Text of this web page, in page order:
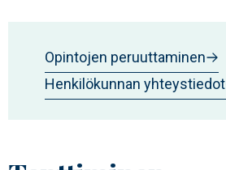
Opintojen peruuttaminen
Henkilökunnan yhteystiedot